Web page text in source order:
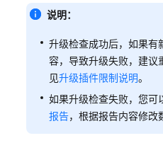
SQL
快
速
入
RDS
说明：
升级检查成功后，如果有
容，导致升级失败，建议
见升级插件限制说明。
如果升级检查失败，您可
报告，根据报告内容修改